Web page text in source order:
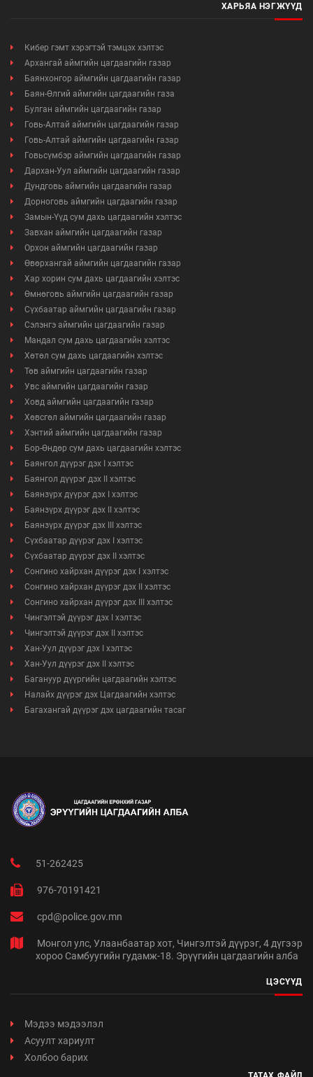
ХАРЬЯА НЭГЖҮҮД
Кибер гэмт хэрэгтэй тэмцэх хэлтэс
Архангай аймгийн цагдаагийн газар
Баянхонгор аймгийн цагдаагийн газар
Баян-Өлгий аймгийн цагдаагийн газа
Булган аймгийн цагдаагийн газар
Говь-Алтай аймгийн цагдаагийн газар
Говь-Алтай аймгийн цагдаагийн газар
Говьсүмбэр аймгийн цагдаагийн газар
Дархан-Уул аймгийн цагдаагийн газар
Дундговь аймгийн цагдаагийн газар
Дорноговь аймгийн цагдаагийн газар
Замын-Үүд сум дахь цагдаагийн хэлтэс
Завхан аймгийн цагдаагийн газар
Орхон аймгийн цагдаагийн газар
Өвөрхангай аймгийн цагдаагийн газар
Хар хорин сум дахь цагдаагийн хэлтэс
Өмнөговь аймгийн цагдаагийн газар
Сүхбаатар аймгийн цагдаагийн газар
Сэлэнгэ аймгийн цагдаагийн газар
Мандал сум дахь цагдаагийн хэлтэс
Хөтөл сум дахь цагдаагийн хэлтэс
Төв аймгийн цагдаагийн газар
Увс аймгийн цагдаагийн газар
Ховд аймгийн цагдаагийн газар
Хөвсгөл аймгийн цагдаагийн газар
Хэнтий аймгийн цагдаагийн газар
Бор-Өндөр сум дахь цагдаагийн хэлтэс
Баянгол дүүрэг дэх I хэлтэс
Баянгол дүүрэг дэх II хэлтэс
Баянзүрх дүүрэг дэх I хэлтэс
Баянзүрх дүүрэг дэх II хэлтэс
Баянзүрх дүүрэг дэх III хэлтэс
Сүхбаатар дүүрэг дэх I хэлтэс
Сүхбаатар дүүрэг дэх II хэлтэс
Сонгино хайрхан дүүрэг дэх I хэлтэс
Сонгино хайрхан дүүрэг дэх II хэлтэс
Сонгино хайрхан дүүрэг дэх III хэлтэс
Чингэлтэй дүүрэг дэх I хэлтэс
Чингэлтэй дүүрэг дэх II хэлтэс
Хан-Уул дүүрэг дэх I хэлтэс
Хан-Уул дүүрэг дэх II хэлтэс
Багануур дүүргийн цагдаагийн хэлтэс
Налайх дүүрэг дэх Цагдаагийн хэлтэс
Багахангай дүүрэг дэх цагдаагийн тасаг
51-262425
976-70191421
cpd@police.gov.mn
Монгол улс, Улаанбаатар хот, Чингэлтэй дүүрэг, 4 дүгээр
хороо Самбуугийн гудамж-18. Эрүүгийн цагдаагийн алба
ЦЭСҮҮД
Мэдээ мэдээлэл
Асуулт хариулт
Холбоо барих
Ажил үүргийн чиглэл, утасны дугаар